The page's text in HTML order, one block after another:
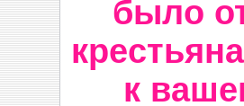
было
к